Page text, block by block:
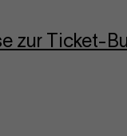
zur Ticket-